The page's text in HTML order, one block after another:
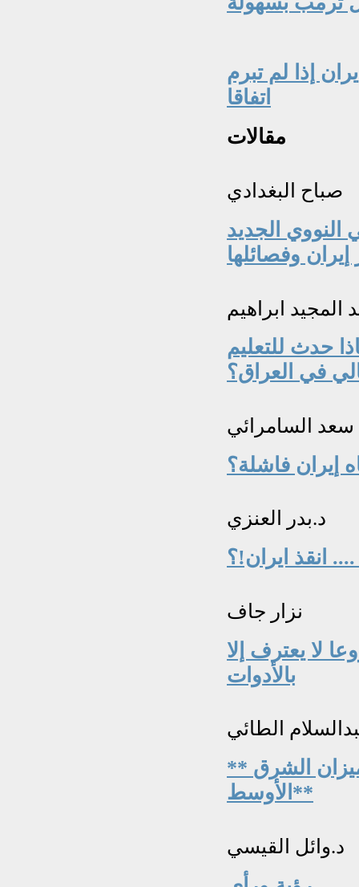
إذا لم تبرم
اتفاقا
مقالات
صباح البغدادي
النووي الجديد
المجيد ابراهيم
حدث للتعليم
في العراق؟
سعد السامرائي
إيران فاشلة؟
د.بدر العنزي
.... انقذ ايران!؟
نزار جاف
لا يعترف إلا
بالأدوات
الطائي
** ٨ آب ١٩٨٨... حين غيّر جيش العراق ميزان الشرق
الأوسط**
د.وائل القيسي